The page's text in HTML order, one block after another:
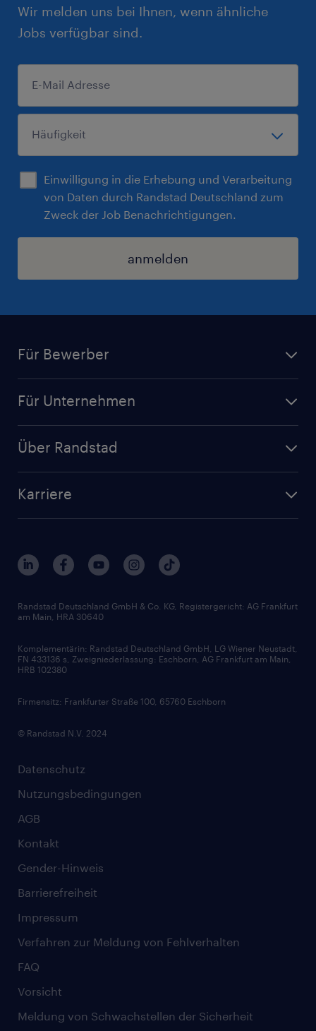
Wir melden uns bei Ihnen, wenn ähnliche
Jobs verfügbar sind.
Einwilligung in die Erhebung und Verarbeitung
von Daten durch Randstad Deutschland zum
Zweck der Job Benachrichtigungen.
anmelden
Für Bewerber
Initiativbewerbung
Randstad Akademie
Für Unternehmen
Branchen
Über Randstad
Interne Karriere
FAQ - Bewerber / Kunden
Zertifikate und Auszeichnungen
Karriere
Berufsprofile
Gehaltsthemen
Bewerbungsratgeber
Soft Skills
Skills
Datenschutz
Nutzungsbedingungen
AGB
Kontakt
Gender-Hinweis
Barrierefreiheit
Impressum
Verfahren zur Meldung von Fehlverhalten
FAQ
Vorsicht
Meldung von Schwachstellen der Sicherheit
Randstad Deutschland GmbH & Co. KG, Registergericht: AG Frankfurt
am Main, HRA 30640
Komplementärin: Randstad Deutschland GmbH, LG Wiener Neustadt,
FN 433136 s, Zweigniederlassung: Eschborn, AG Frankfurt am Main,
HRB 102380
Firmensitz: Frankfurter Straße 100, 65760 Eschborn
© Randstad N.V. 2024